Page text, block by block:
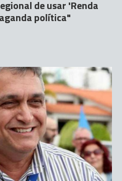
de usar 'Renda
política"